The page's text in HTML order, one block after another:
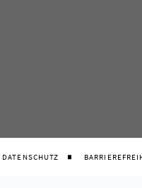
DATENSCHUTZ